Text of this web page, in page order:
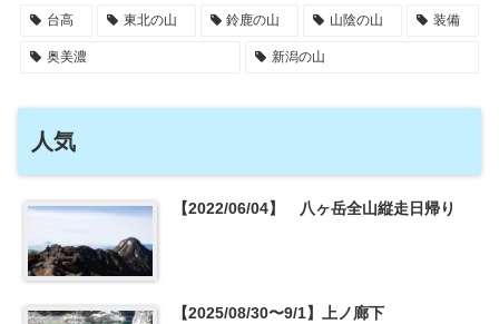
台高 東北の山 鈴鹿の山 山陰の山 装備
奥美濃 新潟の山
人気
【2022/06/04】 八ヶ岳全山縦走日帰り
【2025/08/30〜9/1】上ノ廊下